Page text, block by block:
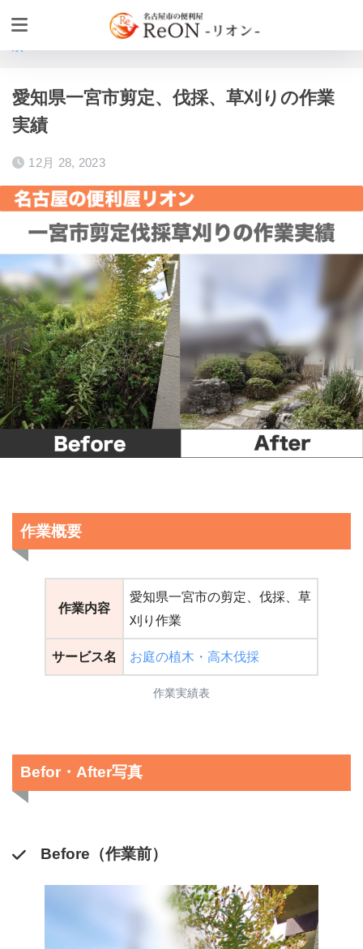
作業実績
お庭の植木・高木伐採・草取りの作業実
愛知県一宮市剪定、伐採、草刈りの作業
実績
12月 28, 2023
作業概要
作業内容
愛知県一宮市の剪定、伐採、草
刈り作業
サービス名 お庭の植木・高木伐採
作業実績表
Befor・After写真
Before（作業前）